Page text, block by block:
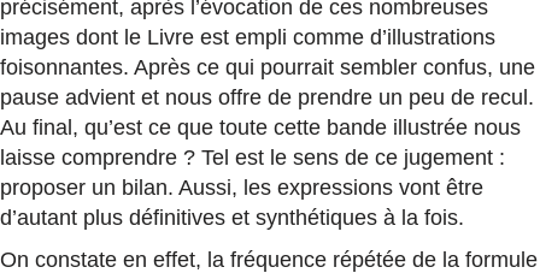
précisément, après l’évocation de ces nombreuses
images dont le Livre est empli comme d’illustrations
foisonnantes. Après ce qui pourrait sembler confus, une
pause advient et nous offre de prendre un peu de recul.
Au final, qu’est ce que toute cette bande illustrée nous
laisse comprendre ? Tel est le sens de ce jugement :
proposer un bilan. Aussi, les expressions vont être
d’autant plus définitives et synthétiques à la fois.
On constate en effet, la fréquence répétée de la formule